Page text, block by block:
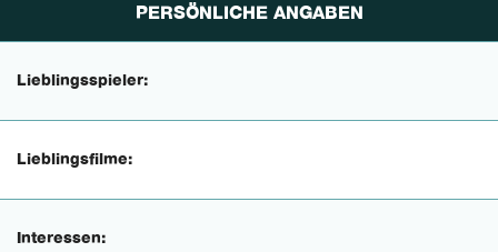
PERSÖNLICHE ANGABEN
Lieblingsspieler:
Lieblingsfilme:
Interessen: